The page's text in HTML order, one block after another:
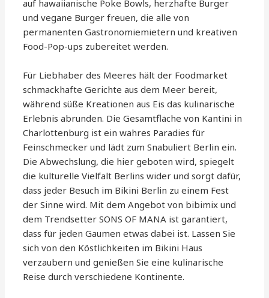
auf hawaiianische Poke Bowls, herzhafte Burger
und vegane Burger freuen, die alle von
permanenten Gastronomiemietern und kreativen
Food-Pop-ups zubereitet werden.
Für Liebhaber des Meeres hält der Foodmarket
schmackhafte Gerichte aus dem Meer bereit,
während süße Kreationen aus Eis das kulinarische
Erlebnis abrunden. Die Gesamtfläche von Kantini in
Charlottenburg ist ein wahres Paradies für
Feinschmecker und lädt zum Snabuliert Berlin ein.
Die Abwechslung, die hier geboten wird, spiegelt
die kulturelle Vielfalt Berlins wider und sorgt dafür,
dass jeder Besuch im Bikini Berlin zu einem Fest
der Sinne wird. Mit dem Angebot von bibimix und
dem Trendsetter SONS OF MANA ist garantiert,
dass für jeden Gaumen etwas dabei ist. Lassen Sie
sich von den Köstlichkeiten im Bikini Haus
verzaubern und genießen Sie eine kulinarische
Reise durch verschiedene Kontinente.